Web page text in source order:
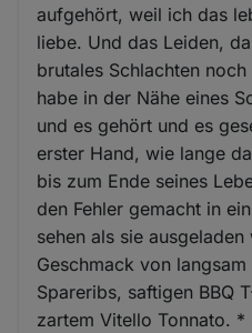
aufgehört, weil ich das
liebe. Und das Leiden,
brutales Schlachten
habe in der Nähe eines
und es gehört und es
erster Hand, wie lange
bis zum Ende seines
den Fehler gemacht in
sehen als sie
Geschmack von
Spareribs, saftigen BBQ
zartem Vitello Tonnato.